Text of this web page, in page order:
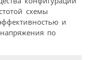
схемы
и
по